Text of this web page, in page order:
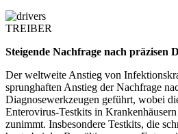
TREIBER
Steigende Nachfrage nach präzisen
Der weltweite Anstieg von
sprunghaften Anstieg der Nachfrage
Diagnosewerkzeugen geführt, wobei
Enterovirus-Testkits in
zunimmt. Insbesondere Testkits, die